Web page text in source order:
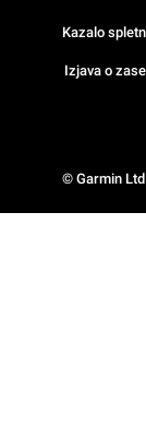
© Garmin
Kazalo
Izjava o